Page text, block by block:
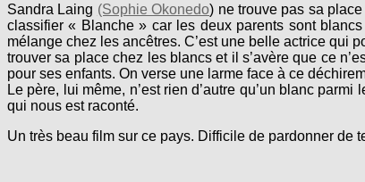
Sandra Laing (Sophie Okonedo) ne trouve pas sa
classifier « Blanche » car les deux parents sont
mélange chez les ancêtres. C’est une belle actrice qui
trouver sa place chez les blancs et il s’avère que ce
pour ses enfants. On verse une larme face à ce
Le père, lui même, n’est rien d’autre qu’un blanc
qui nous est raconté.
Un très beau film sur ce pays. Difficile de pardonner de